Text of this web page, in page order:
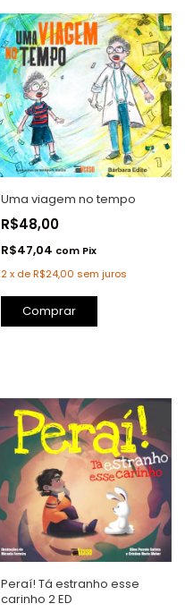
Uma viagem no tempo
R$48,00
R$47,04 com Pix
2 x deR$24,00 sem juros
Comprar
Peraí! Tá estranho esse
carinho 2 ED